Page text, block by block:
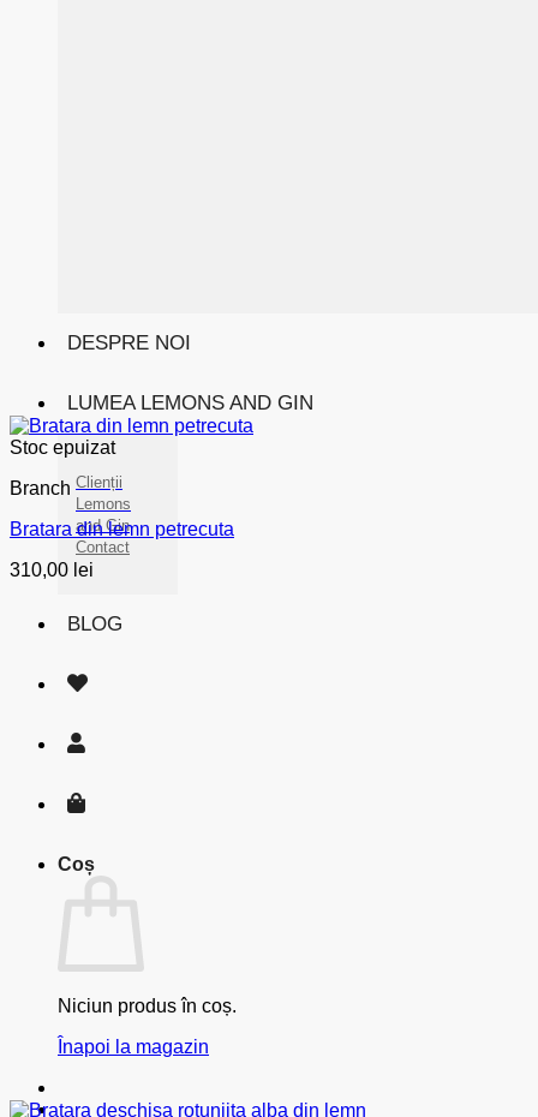
DESPRE NOI
LUMEA LEMONS AND GIN
Clienții
Lemons
and Gin
Contact
BLOG
Coș
Niciun produs în coș.
Înapoi la magazin
Stoc epuizat
Branch
Bratara din lemn petrecuta
310,00 lei